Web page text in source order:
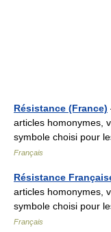
Résistance (France)
articles homonymes,
symbole choisi pour
Français
Résistance
articles homonymes,
symbole choisi pour
Français